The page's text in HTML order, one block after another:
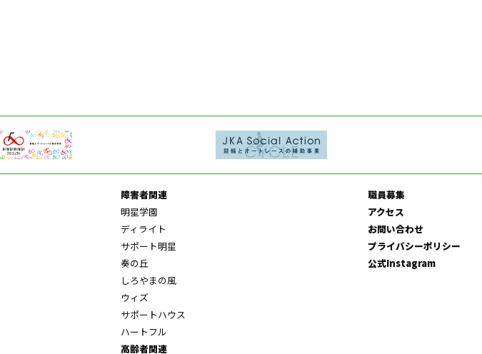
障害者関連
明星学園
ディライト
サポート明星
奏の丘
しろやまの風
ウィズ
サポートハウス
ハートフル
高齢者関連
職員募集
アクセス
お問い合わせ
プライバシーポリシー
公式Instagram